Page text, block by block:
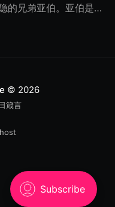
的兄弟亚伯。亚伯是牧
拿地里的出产为供物
的和羊的脂油献上。
？ 你若行得好，岂不
前。它必恋慕你，你
话，二人正在田间，该
和华对该隐说：“你兄
做了什么事呢？你兄
创世记
© 2026
箴言